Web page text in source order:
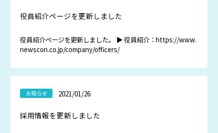
役員紹介ページを更新しました
役員紹介ページを更新しました。 ▶ 役員紹介：https://www.
newscon.co.jp/company/officers/
お知らせ 2021/01/26
採用情報を更新しました